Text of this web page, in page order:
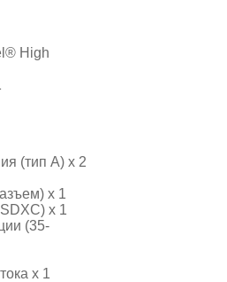
High
(тип A) x 2
x 1
x 1
(35-
x 1